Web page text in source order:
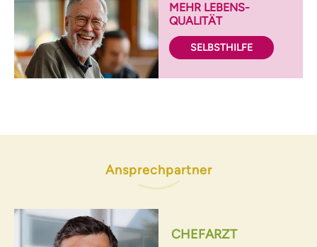
MEHR LEBENS­
QUALITÄT
SELBST­HILFE
Ansprechpartner
CHEFARZT